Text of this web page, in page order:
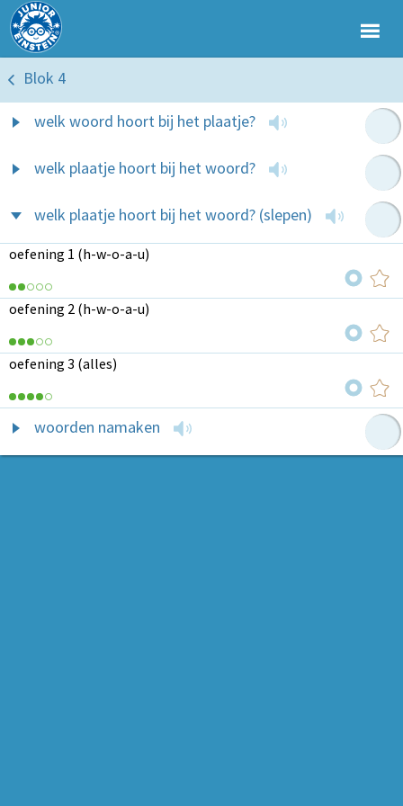
Blok 4
welk woord hoort bij het plaatje?
welk plaatje hoort bij het woord?
welk plaatje hoort bij het woord? (slepen)
oefening 1 (h-w-o-a-u)
oefening 2 (h-w-o-a-u)
oefening 3 (alles)
woorden namaken